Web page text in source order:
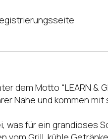
dem Motto “LEARN &
Nähe und kommen
was für ein grandioses